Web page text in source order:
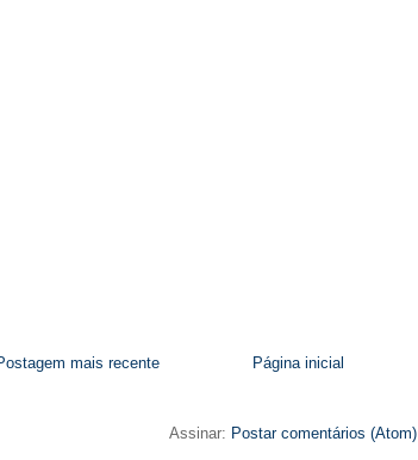
mais recente Página inicial
Assinar: Postar comentários (Atom)